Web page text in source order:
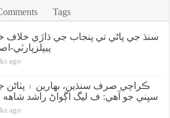
Tags
سنڌ جي پاڻي تي پنجاب جي ڌاڙي خلاف
پيپلزپارٽي-
ago
ڪراچي صرف سنڌين، بهارين ۽ پٺاڻن
سڀني جو آهي: ف ليگ اڳواڻ راشد
ago